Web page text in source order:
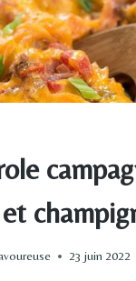
23 juin 2022